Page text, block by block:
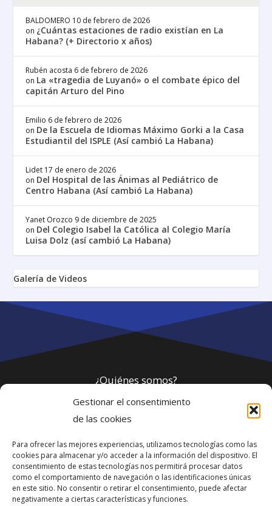
Gestionar el consentimiento
de las cookies
Para ofrecer las mejores experiencias, utilizamos tecnologías como las
cookies para almacenar y/o acceder a la información del dispositivo. El
consentimiento de estas tecnologías nos permitirá procesar datos
como el comportamiento de navegación o las identificaciones únicas
en este sitio. No consentir o retirar el consentimiento, puede afectar
negativamente a ciertas características y funciones.
BALDOMERO 10 de febrero de 2026
on ¿Cuántas estaciones de radio existían en La
Habana? (+ Directorio x años)
Rubén acosta 6 de febrero de 2026
on La «tragedia de Luyanó» o el combate épico del
capitán Arturo del Pino
Emilio 6 de febrero de 2026
on De la Escuela de Idiomas Máximo Gorki a la Casa
Estudiantil del ISPLE (Así cambió La Habana)
Lidet 17 de enero de 2026
on Del Hospital de las Ánimas al Pediátrico de
Centro Habana (Así cambió La Habana)
Yanet Orozco 9 de diciembre de 2025
on Del Colegio Isabel la Católica al Colegio María
Luisa Dolz (así cambió La Habana)
Galería de Videos
¿Quiénes somos?
Política de privacidad
Webmaster
soporte@fotosdlahabana.com
Nuestro e-mail: